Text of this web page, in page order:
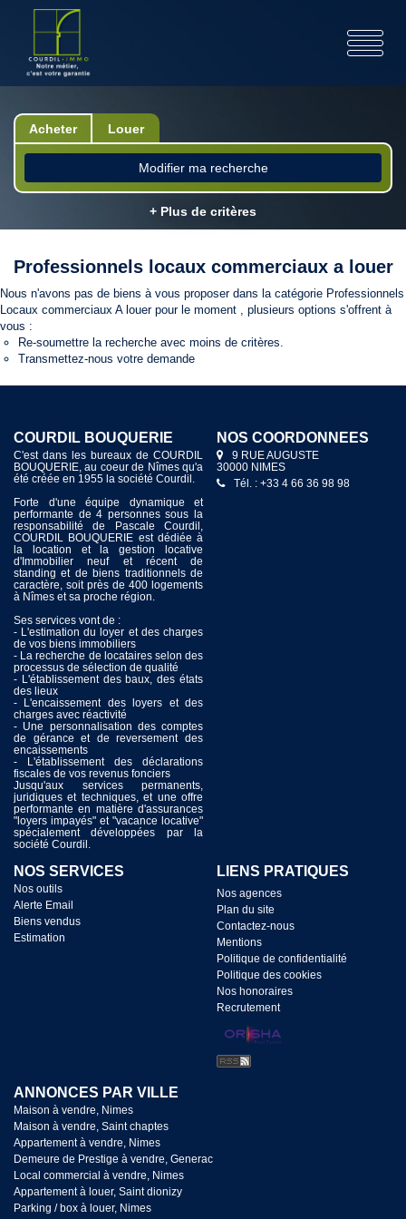
Acheter Louer
Modifier ma recherche
+ Plus de critères
Professionnels locaux commerciaux a louer
Nous n'avons pas de biens à vous proposer dans la catégorie Professionnels
Locaux commerciaux A louer pour le moment , plusieurs options s'offrent à
vous :
Re-soumettre la recherche avec moins de critères.
Transmettez-nous votre demande
COURDIL BOUQUERIE
C'est dans les bureaux de COURDIL
BOUQUERIE, au coeur de Nîmes qu'a
été créée en 1955 la société Courdil.
Forte d'une équipe dynamique et
performante de 4 personnes sous la
responsabilité de Pascale Courdil,
COURDIL BOUQUERIE est dédiée à
la location et la gestion locative
d'Immobilier neuf et récent de
standing et de biens traditionnels de
caractère, soit près de 400 logements
à Nîmes et sa proche région.
Ses services vont de :
- L'estimation du loyer et des charges
de vos biens immobiliers
- La recherche de locataires selon des
processus de sélection de qualité
- L'établissement des baux, des états
des lieux
- L'encaissement des loyers et des
charges avec réactivité
- Une personnalisation des comptes
de gérance et de reversement des
encaissements
- L'établissement des déclarations
fiscales de vos revenus fonciers
Jusqu'aux services permanents,
juridiques et techniques, et une offre
performante en matière d'assurances
"loyers impayés" et "vacance locative"
spécialement développées par la
société Courdil.
NOS COORDONNÉES
9 RUE AUGUSTE
30000 NIMES
Tél. : +33 4 66 36 98 98
NOS SERVICES
Nos outils
Alerte Email
Biens vendus
Estimation
LIENS PRATIQUES
Nos agences
Plan du site
Contactez-nous
Mentions
Politique de confidentialité
Politique des cookies
Nos honoraires
Recrutement
ANNONCES PAR VILLE
Maison à vendre, Nimes
Maison à vendre, Saint chaptes
Appartement à vendre, Nimes
Demeure de Prestige à vendre, Generac
Local commercial à vendre, Nimes
Appartement à louer, Saint dionizy
Parking / box à louer, Nimes